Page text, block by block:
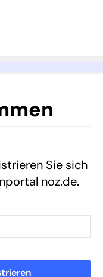
Sie sich
noz.de.